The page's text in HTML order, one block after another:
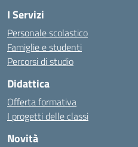
I Servizi
Personale scolastico
Famiglie e studenti
Percorsi di studio
Didattica
Offerta formativa
I progetti delle classi
Novità